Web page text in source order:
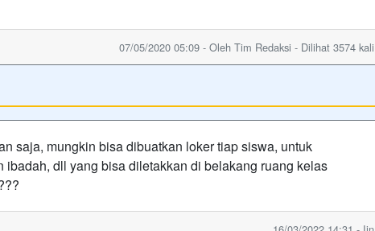
07/05/2020 05:09 - Oleh Tim Redaksi - Dilihat 3574 kali
saja, mungkin bisa dibuatkan loker tiap siswa, untuk
ibadah, dll yang bisa diletakkan di belakang ruang kelas